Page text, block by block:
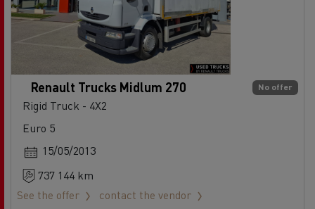
No offer
Renault Trucks Midlum 270
Rigid Truck - 4X2
Euro 5
15/05/2013
737 144 km
See the offer
contact the vendor